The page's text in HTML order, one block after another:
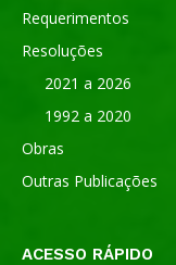
Requerimentos
Resoluções
2021 a 2026
1992 a 2020
Obras
Outras Publicações
ACESSO RÁPIDO